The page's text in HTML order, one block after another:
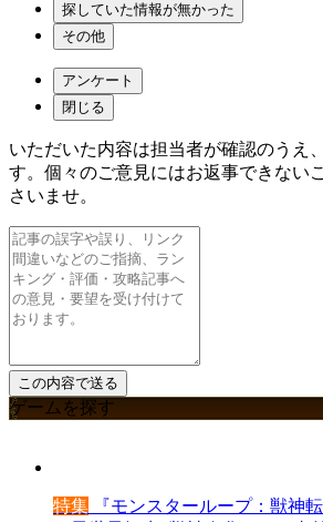
探していた情報が無かった
その他
アンケート
閉じる
いただいた内容は担当者が確認のうえ
す。個々のご意見にはお返事できない
さいませ。
ゲームを探す
特集 『モンスターループ：獣神